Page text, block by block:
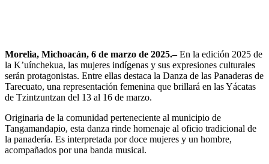
Morelia, Michoacán, 6 de marzo de 2025.–En la edición 2025 de
la K’uínchekua, las mujeres indígenas y sus expresiones culturales
serán protagonistas. Entre ellas destaca la Danza de las Panaderas de
Tarecuato, una representación femenina que brillará en las Yácatas
de Tzintzuntzan del 13 al 16 de marzo.
Originaria de la comunidad perteneciente al municipio de
Tangamandapio, esta danza rinde homenaje al oficio tradicional de
la panadería. Es interpretada por doce mujeres y un hombre,
acompañados por una banda musical.